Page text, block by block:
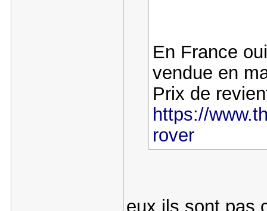
En France
vendue en
Prix de
https://
rover
eux ils sont pas